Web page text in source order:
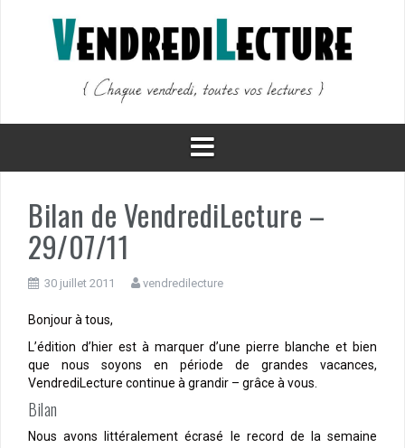
Bilan de VendrediLecture –
29/07/11
30 juillet 2011 vendredilecture
Bonjour à tous,
L’édition d’hier est à marquer d’une pierre blanche et bien
que nous soyons en période de grandes vacances,
VendrediLecture continue à grandir – grâce à vous.
Bilan
Nous avons littéralement écrasé le record de la semaine